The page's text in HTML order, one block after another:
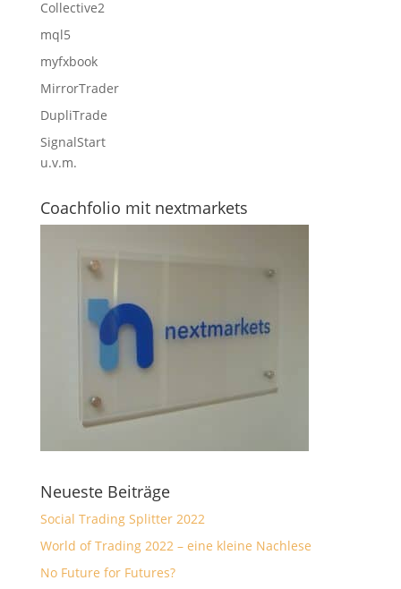
Collective2
mql5
myfxbook
MirrorTrader
DupliTrade
SignalStart
u.v.m.
Coachfolio mit nextmarkets
Neueste Beiträge
Social Trading Splitter 2022
World of Trading 2022 – eine kleine Nachlese
No Future for Futures?